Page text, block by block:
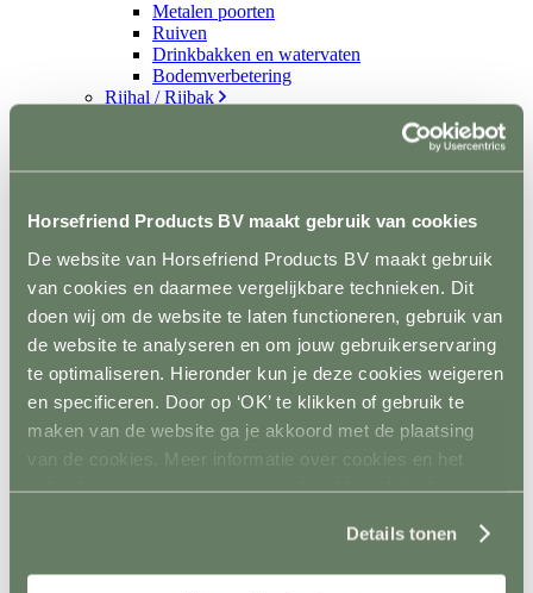
Horsefriend Products BV maakt gebruik van cookies
De website van Horsefriend Products BV maakt gebruik
van cookies en daarmee vergelijkbare technieken. Dit
doen wij om de website te laten functioneren, gebruik van
de website te analyseren en om jouw gebruikerservaring
te optimaliseren. Hieronder kun je deze cookies weigeren
en specificeren. Door op ‘OK’ te klikken of gebruik te
maken van de website ga je akkoord met de plaatsing
van de cookies. Meer informatie over cookies en het
gebruik van persoonsgegevens door Horsefriend
Details tonen
Metalen poorten
Ruiven
Drinkbakken en watervaten
Bodemverbetering
Rijhal / Rijbak
Beregening
Opstijghulp
Ventilatoren
Terug
Inbouw ventilatoren
Conditie en gezondheid
Terug
Stapmolens
Trainingsbanden